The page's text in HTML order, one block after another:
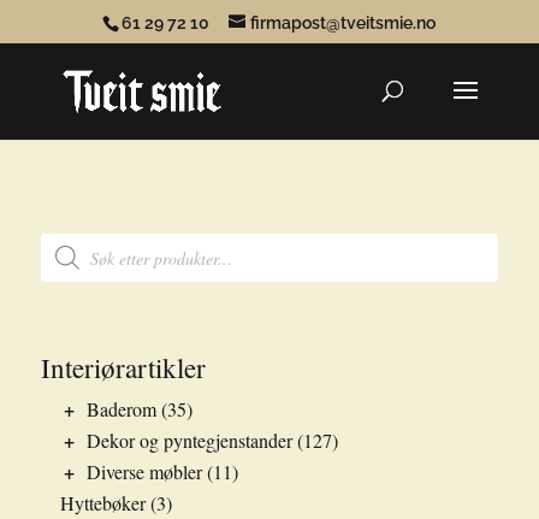
61 29 72 10 firmapost@tveitsmie.no
Products
search
Interiørartikler
+ Baderom(35)
+ Dekor og pyntegjenstander(127)
+ Diverse møbler(11)
Hyttebøker (3)